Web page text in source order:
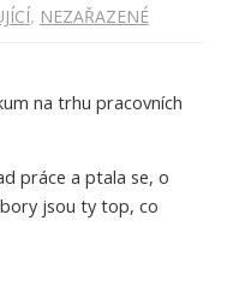
, NEZAŘAZENÉ
na trhu pracovních
práce a ptala se, o
jsou ty top, co